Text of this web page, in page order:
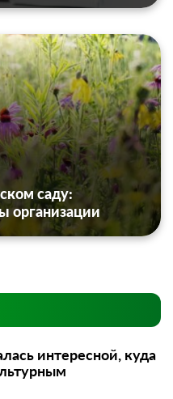
саду:
организации
интересной, куда